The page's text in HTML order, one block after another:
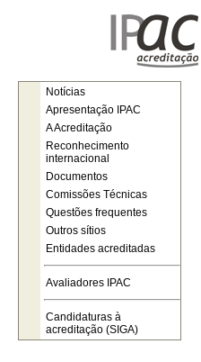
Notícias
Apresentação IPAC
A Acreditação
Reconhecimento
internacional
Documentos
Comissões Técnicas
Questões frequentes
Outros sítios
Entidades acreditadas
Avaliadores IPAC
Candidaturas à
acreditação (SIGA)